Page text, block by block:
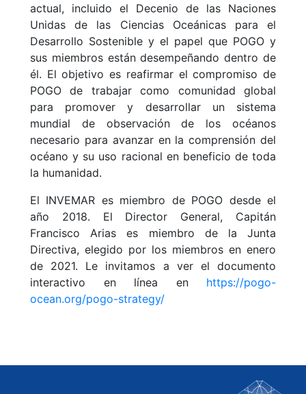
actual, incluido el Decenio de las Naciones
Unidas de las Ciencias Oceánicas para el
Desarrollo Sostenible y el papel que POGO y
sus miembros están desempeñando dentro de
él. El objetivo es reafirmar el compromiso de
POGO de trabajar como comunidad global
para promover y desarrollar un sistema
mundial de observación de los océanos
necesario para avanzar en la comprensión del
océano y su uso racional en beneficio de toda
la humanidad.
El INVEMAR es miembro de POGO desde el
año 2018. El Director General, Capitán
Francisco Arias es miembro de la Junta
Directiva, elegido por los miembros en enero
de 2021. Le invitamos a ver el documento
interactivo en línea en https://pogo-
ocean.org/pogo-strategy/